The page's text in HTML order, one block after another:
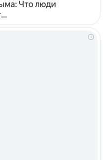
Что люди
i